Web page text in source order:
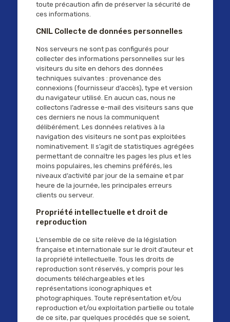
toute précaution afin de préserver la sécurité de
ces informations.
CNIL Collecte de données personnelles
Nos serveurs ne sont pas configurés pour
collecter des informations personnelles sur les
visiteurs du site en dehors des données
techniques suivantes : provenance des
connexions (fournisseur d’accès), type et version
du navigateur utilisé. En aucun cas, nous ne
collectons l’adresse e-mail des visiteurs sans que
ces derniers ne nous la communiquent
délibérément. Les données relatives à la
navigation des visiteurs ne sont pas exploitées
nominativement. Il s’agit de statistiques agrégées
permettant de connaître les pages les plus et les
moins populaires, les chemins préférés, les
niveaux d’activité par jour de la semaine et par
heure de la journée, les principales erreurs
clients ou serveur.
Propriété intellectuelle et droit de
reproduction
L’ensemble de ce site relève de la législation
française et internationale sur le droit d’auteur et
la propriété intellectuelle. Tous les droits de
reproduction sont réservés, y compris pour les
documents téléchargeables et les
représentations iconographiques et
photographiques. Toute représentation et/ou
reproduction et/ou exploitation partielle ou totale
de ce site, par quelques procédés que se soient,